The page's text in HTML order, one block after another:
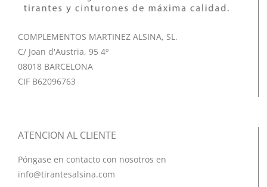
COMPLEMENTOS MARTINEZ ALSINA, SL.
C/ Joan d'Austria, 95 4º
08018 BARCELONA
CIF B62096763
ATENCION AL CLIENTE
Póngase en contacto con nosotros en
info@tirantesalsina.com